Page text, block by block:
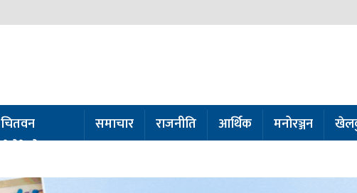
चितवन
सेरोफेरो
समाचार राजनीति आर्थिक मनोरञ्जन